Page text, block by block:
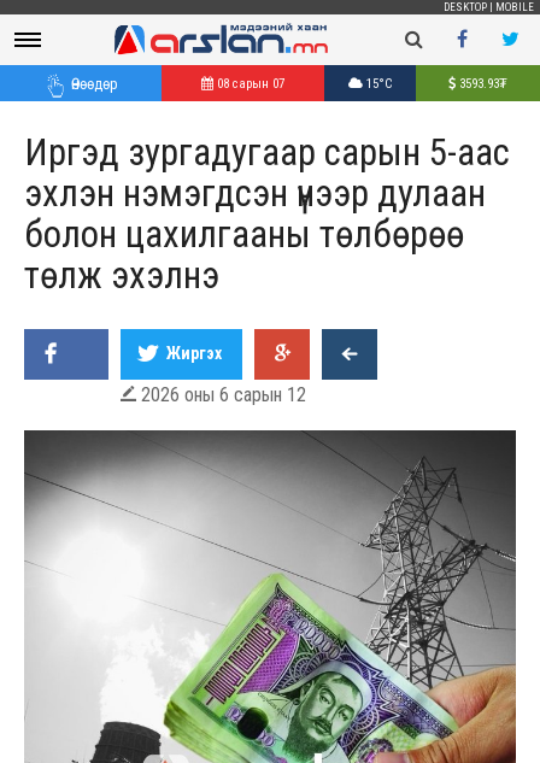
DESKTOP MOBILE
Өнөөдөр 08 сарын 07 15°C 3593.93₮
Иргэд зургадугаар сарын 5-аас
эхлэн нэмэгдсэн үнээр дулаан
болон цахилгааны төлбөрөө
төлж эхэлнэ
Жиргэх
 2026 оны 6 сарын 12